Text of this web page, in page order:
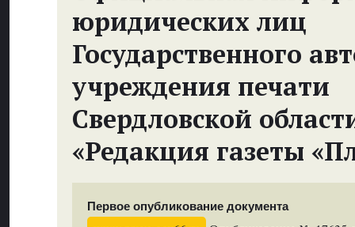
юридических лиц
Государственного
учреждения печати
Свердловской
«Редакция газеты
Первое опубликование документа